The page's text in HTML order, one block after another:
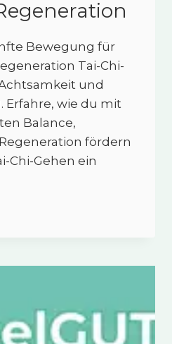
Bewegung für
Tai-Chi-
und
Erfahre, wie du mit
Balance,
fördern
Chi-Gehen ein